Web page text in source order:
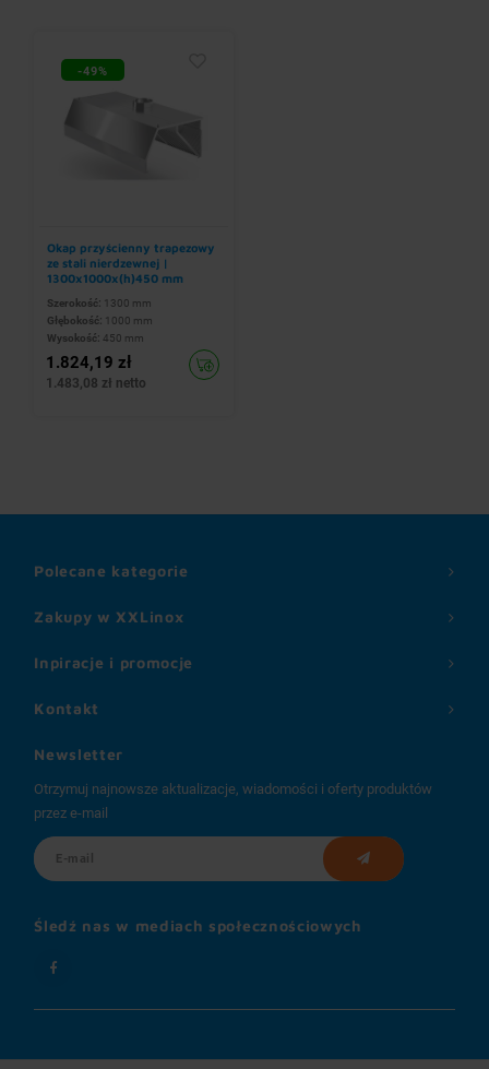
-49%
Okap przyścienny trapezowy
ze stali nierdzewnej |
1300x1000x(h)450 mm
Szerokość: 1300 mm
Głębokość: 1000 mm
Wysokość: 450 mm
1.824,19 zł
1.483,08 zł netto
Zakupy w XXLinox
Inpiracje i promocje
Polecane kategorie
Kontakt
Newsletter
Otrzymuj najnowsze aktualizacje, wiadomości i oferty produktów
przez e-mail
Śledź nas w mediach społecznościowych